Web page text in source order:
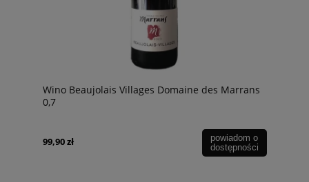
Wino Beaujolais Villages Domaine des Marrans
0,7
99,90 zł
powiadom o
dostępności